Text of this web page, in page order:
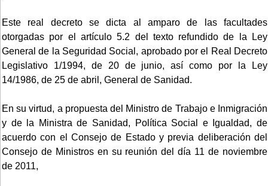
Este real decreto se dicta al amparo de las facultades
otorgadas por el artículo 5.2 del texto refundido de la Ley
General de la Seguridad Social, aprobado por el Real Decreto
Legislativo 1/1994, de 20 de junio, así como por la Ley
14/1986, de 25 de abril, General de Sanidad.
En su virtud, a propuesta del Ministro de Trabajo e Inmigración
y de la Ministra de Sanidad, Política Social e Igualdad, de
acuerdo con el Consejo de Estado y previa deliberación del
Consejo de Ministros en su reunión del día 11 de noviembre
de 2011,